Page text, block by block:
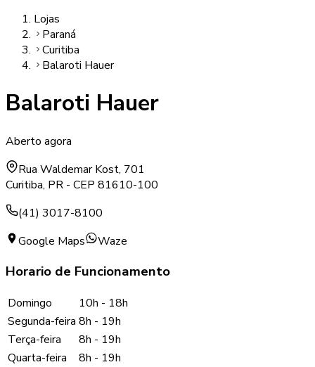
Lojas
Paraná
Curitiba
Balaroti Hauer
Balaroti Hauer
Aberto agora
Rua Waldemar Kost, 701
Curitiba, PR - CEP 81610-100
(41) 3017-8100
Google Maps
Waze
Horario de Funcionamento
Domingo 10h - 18h
Segunda-feira 8h - 19h
Terça-feira
8h - 19h
Quarta-feira
8h - 19h